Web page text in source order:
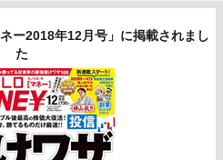
ー2018年12月号」に掲載されまし
た